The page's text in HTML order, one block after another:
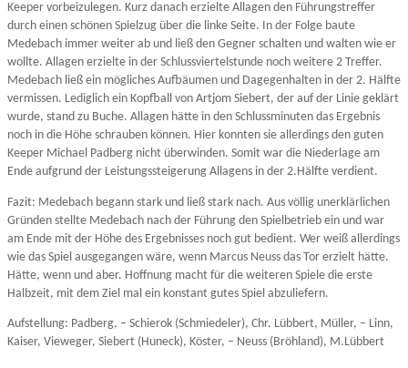
Keeper vorbeizulegen. Kurz danach erzielte Allagen den Führungstreffer
durch einen schönen Spielzug über die linke Seite. In der Folge baute
Medebach immer weiter ab und ließ den Gegner schalten und walten wie er
wollte. Allagen erzielte in der Schlussviertelstunde noch weitere 2 Treffer.
Medebach ließ ein mögliches Aufbäumen und Dagegenhalten in der 2. Hälfte
vermissen. Lediglich ein Kopfball von Artjom Siebert, der auf der Linie geklärt
wurde, stand zu Buche. Allagen hätte in den Schlussminuten das Ergebnis
noch in die Höhe schrauben können. Hier konnten sie allerdings den guten
Keeper Michael Padberg nicht überwinden. Somit war die Niederlage am
Ende aufgrund der Leistungssteigerung Allagens in der 2.Hälfte verdient.
Fazit: Medebach begann stark und ließ stark nach. Aus völlig unerklärlichen
Gründen stellte Medebach nach der Führung den Spielbetrieb ein und war
am Ende mit der Höhe des Ergebnisses noch gut bedient. Wer weiß allerdings
wie das Spiel ausgegangen wäre, wenn Marcus Neuss das Tor erzielt hätte.
Hätte, wenn und aber. Hoffnung macht für die weiteren Spiele die erste
Halbzeit, mit dem Ziel mal ein konstant gutes Spiel abzuliefern.
Aufstellung: Padberg, – Schierok (Schmiedeler), Chr. Lübbert, Müller, – Linn,
Kaiser, Vieweger, Siebert (Huneck), Köster, – Neuss (Bröhland), M.Lübbert